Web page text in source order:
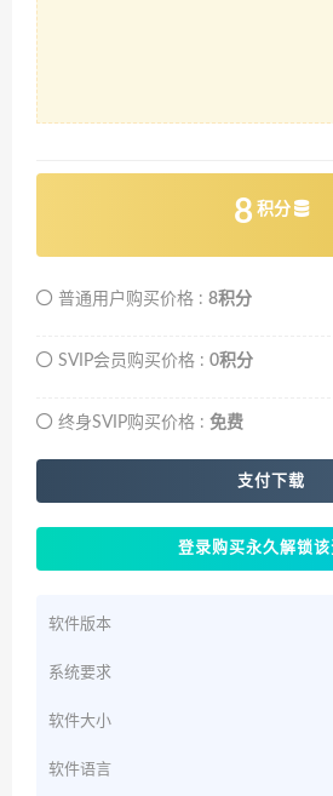
8 积分
普通用户购买价格 : 8积分
SVIP会员购买价格 : 0积分
终身SVIP购买价格 : 免费
支付下载
登录购买永久解锁该
软件版本
系统要求
软件大小
软件语言